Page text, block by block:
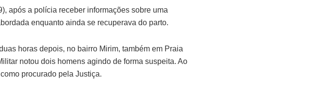
após a polícia receber informações sobre uma
enquanto ainda se recuperava do parto.
horas depois, no bairro Mirim, também em Praia
notou dois homens agindo de forma suspeita. Ao
procurado pela Justiça.